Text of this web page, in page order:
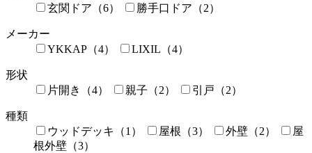
玄関ドア（6）
勝手口ドア（2）
メーカー
YKKAP（4）
LIXIL（4）
形状
片開き（4）
親子（2） 引戸（2）
種類
ウッドデッキ（1）
屋根（3） 外壁（2）
屋
根外壁（3）